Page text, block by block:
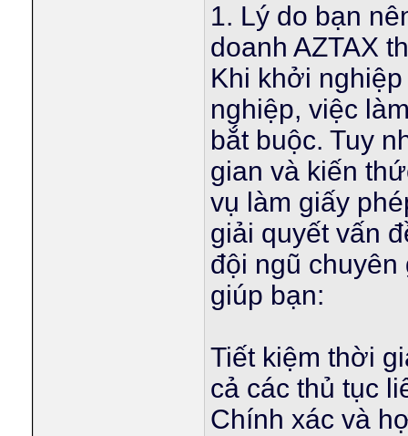
1. Lý do bạn
doanh AZTAX
Khi khởi
nghiệp, việc
bắt buộc. Tuy
gian và kiến
vụ làm giấy
giải quyết vấn
đội ngũ chuyên
giúp bạn:
Tiết kiệm thời
cả các thủ tục
Chính xác và